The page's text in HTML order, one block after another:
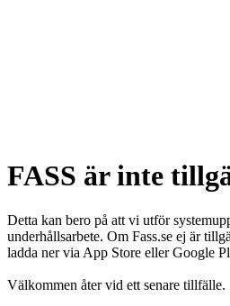
FASS är inte
Detta kan bero på att vi utför
underhållsarbete. Om Fass.se ej är
ladda ner via App Store eller Google
Välkommen åter vid ett senare tillfälle.